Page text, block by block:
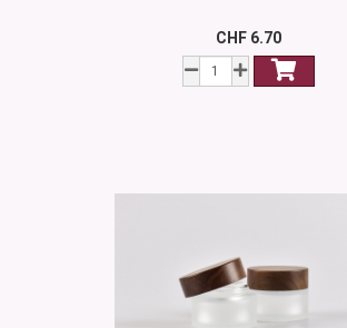
CHF 6.70